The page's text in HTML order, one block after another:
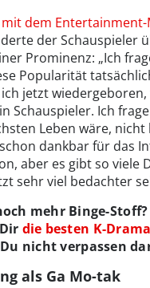
dem Entertainment-
der Schauspieler
Prominenz: „Ich
Popularität
jetzt wiedergeboren,
Schauspieler. Ich
Leben wäre,
dankbar für das
aber es gibt so viele
sehr viel bedachter
mehr Binge-
die besten K-
nicht verpassen
als Ga Mo-tak